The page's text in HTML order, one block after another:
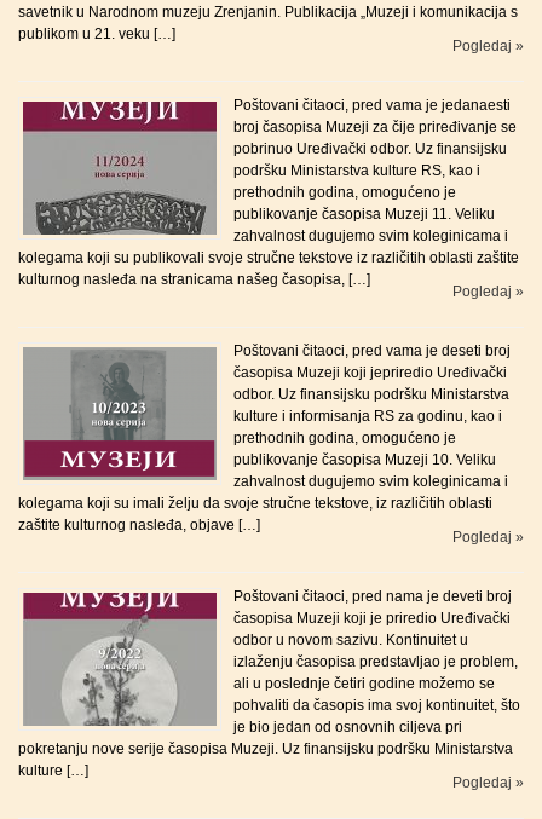
savetnik u Narodnom muzeju Zrenjanin. Publikacija „Muzeji i komunikacija s
publikom u 21. veku […]
Pogledaj »
Poštovani čitaoci, pred vama je jedanaesti
broj časopisa Muzeji za čije priređivanje se
pobrinuo Uređivački odbor. Uz finansijsku
podršku Ministarstva kulture RS, kao i
prethodnih godina, omogućeno je
publikovanje časopisa Muzeji 11. Veliku
zahvalnost dugujemo svim koleginicama i
kolegama koji su publikovali svoje stručne tekstove iz različitih oblasti zaštite
kulturnog nasleđa na stranicama našeg časopisa, […]
Pogledaj »
Poštovani čitaoci, pred vama je deseti broj
časopisa Muzeji koji jepriredio Uređivački
odbor. Uz finansijsku podršku Ministarstva
kulture i informisanja RS za godinu, kao i
prethodnih godina, omogućeno je
publikovanje časopisa Muzeji 10. Veliku
zahvalnost dugujemo svim koleginicama i
kolegama koji su imali želju da svoje stručne tekstove, iz različitih oblasti
zaštite kulturnog nasleđa, objave […]
Pogledaj »
Poštovani čitaoci, pred nama je deveti broj
časopisa Muzeji koji je priredio Uređivački
odbor u novom sazivu. Kontinuitet u
izlaženju časopisa predstavljao je problem,
ali u poslednje četiri godine možemo se
pohvaliti da časopis ima svoj kontinuitet, što
je bio jedan od osnovnih ciljeva pri
pokretanju nove serije časopisa Muzeji. Uz finansijsku podršku Ministarstva
kulture […]
Pogledaj »